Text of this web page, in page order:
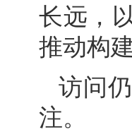
长远，
推动构
访问
注。